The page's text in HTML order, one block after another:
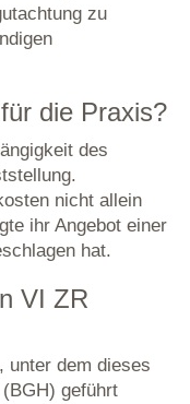
zu
die Praxis?
des
nicht allein
ihr Angebot einer
hat.
VI ZR
unter dem dieses
geführt